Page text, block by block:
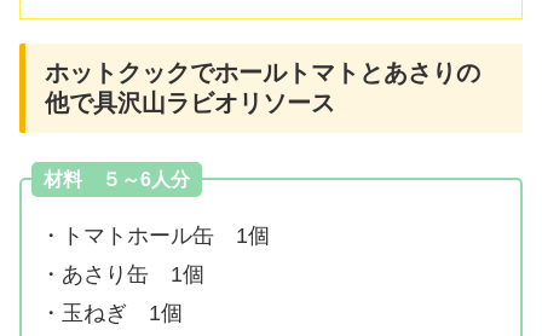
ホットクックでホールトマトとあさりの
他で具沢山ラビオリソース
材料 ５～6人分
・トマトホール缶 1個
・あさり缶 1個
・玉ねぎ 1個